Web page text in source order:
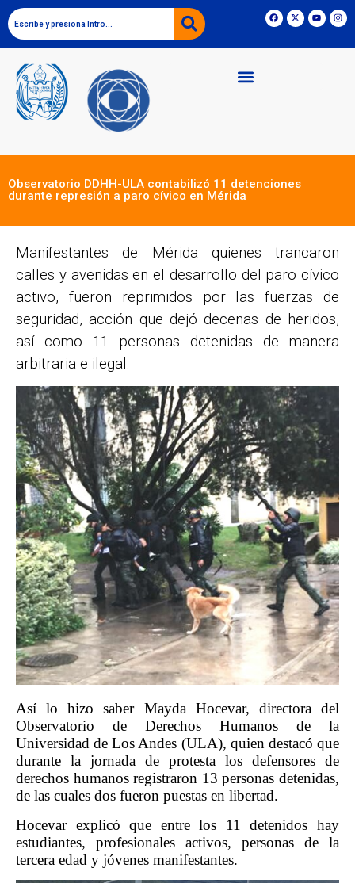
Observatorio DDHH-ULA contabilizó 11 detenciones
durante represión a paro cívico en Mérida
Manifestantes de Mérida quienes trancaron
calles y avenidas en el desarrollo del paro cívico
activo, fueron reprimidos por las fuerzas de
seguridad, acción que dejó decenas de heridos,
así como 11 personas detenidas de manera
arbitraria e ilegal.
Así lo hizo saber Mayda Hocevar, directora del
Observatorio de Derechos Humanos de la
Universidad de Los Andes (ULA), quien destacó que
durante la jornada de protesta los defensores de
derechos humanos registraron 13 personas detenidas,
de las cuales dos fueron puestas en libertad.
Hocevar explicó que entre los 11 detenidos hay
estudiantes, profesionales activos, personas de la
tercera edad y jóvenes manifestantes.